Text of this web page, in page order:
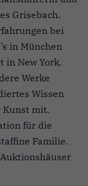
Grisebach.
bei
in München
in New York.
Werke
Wissen
Kunst mit.
für die
Familie.